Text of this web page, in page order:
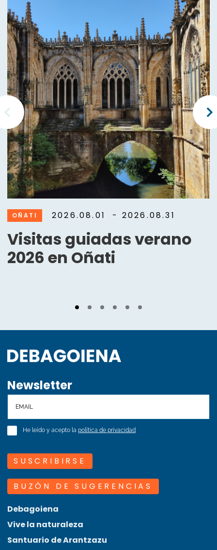
OÑATI 2026.08.01 - 2026.08.31
Visitas guiadas verano
2026 en Oñati
Newsletter
He leído y acepto la política de privacidad
SUSCRIBIRSE
BUZÓN DE SUGERENCIAS
Debagoiena
Vive la naturaleza
Santuario de Arantzazu